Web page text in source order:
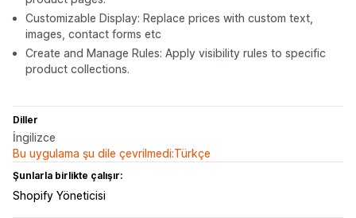
Customizable Display: Replace prices with custom text,
images, contact forms etc
Create and Manage Rules: Apply visibility rules to specific
product collections.
Diller
İngilizce
Bu uygulama şu dile çevrilmedi:Türkçe
Şunlarla birlikte çalışır:
Shopify Yöneticisi